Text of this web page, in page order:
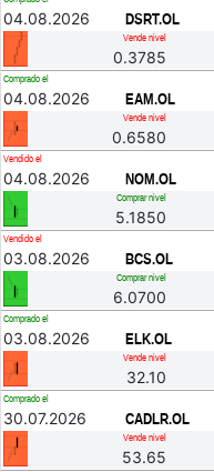
04.08.2026 DSRT.OL
Vende nivel
0.3785
Comprado el
04.08.2026 EAM.OL
Vende nivel
0.6580
Vendido el
04.08.2026 NOM.OL
Comprar nivel
5.1850
Vendido el
03.08.2026 BCS.OL
Comprar nivel
6.0700
Comprado el
03.08.2026 ELK.OL
Vende nivel
32.10
Comprado el
30.07.2026 CADLR.OL
Vende nivel
53.65